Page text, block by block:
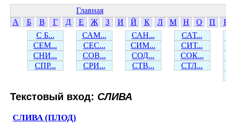
Главная
А
Б В Г Д Е Ж З И Й К Л М Н О П
С Б...
САМ... САН...
САТ...
СЕМ...
СЕС... СИМ...
СИТ...
СНИ...
СОВ... СОД...
СОК...
СПР...
СРИ... СТВ... СТЛ...
Текстовый вход: СЛИВА
СЛИВА (ПЛОД)